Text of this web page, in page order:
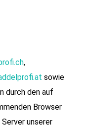
,
sowie
durch den auf
Browser
unserer